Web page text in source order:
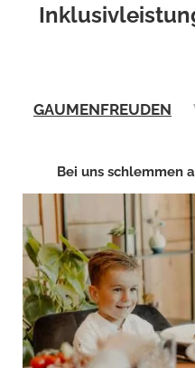
GAUMENFREUDEN
Bei uns schlemmen